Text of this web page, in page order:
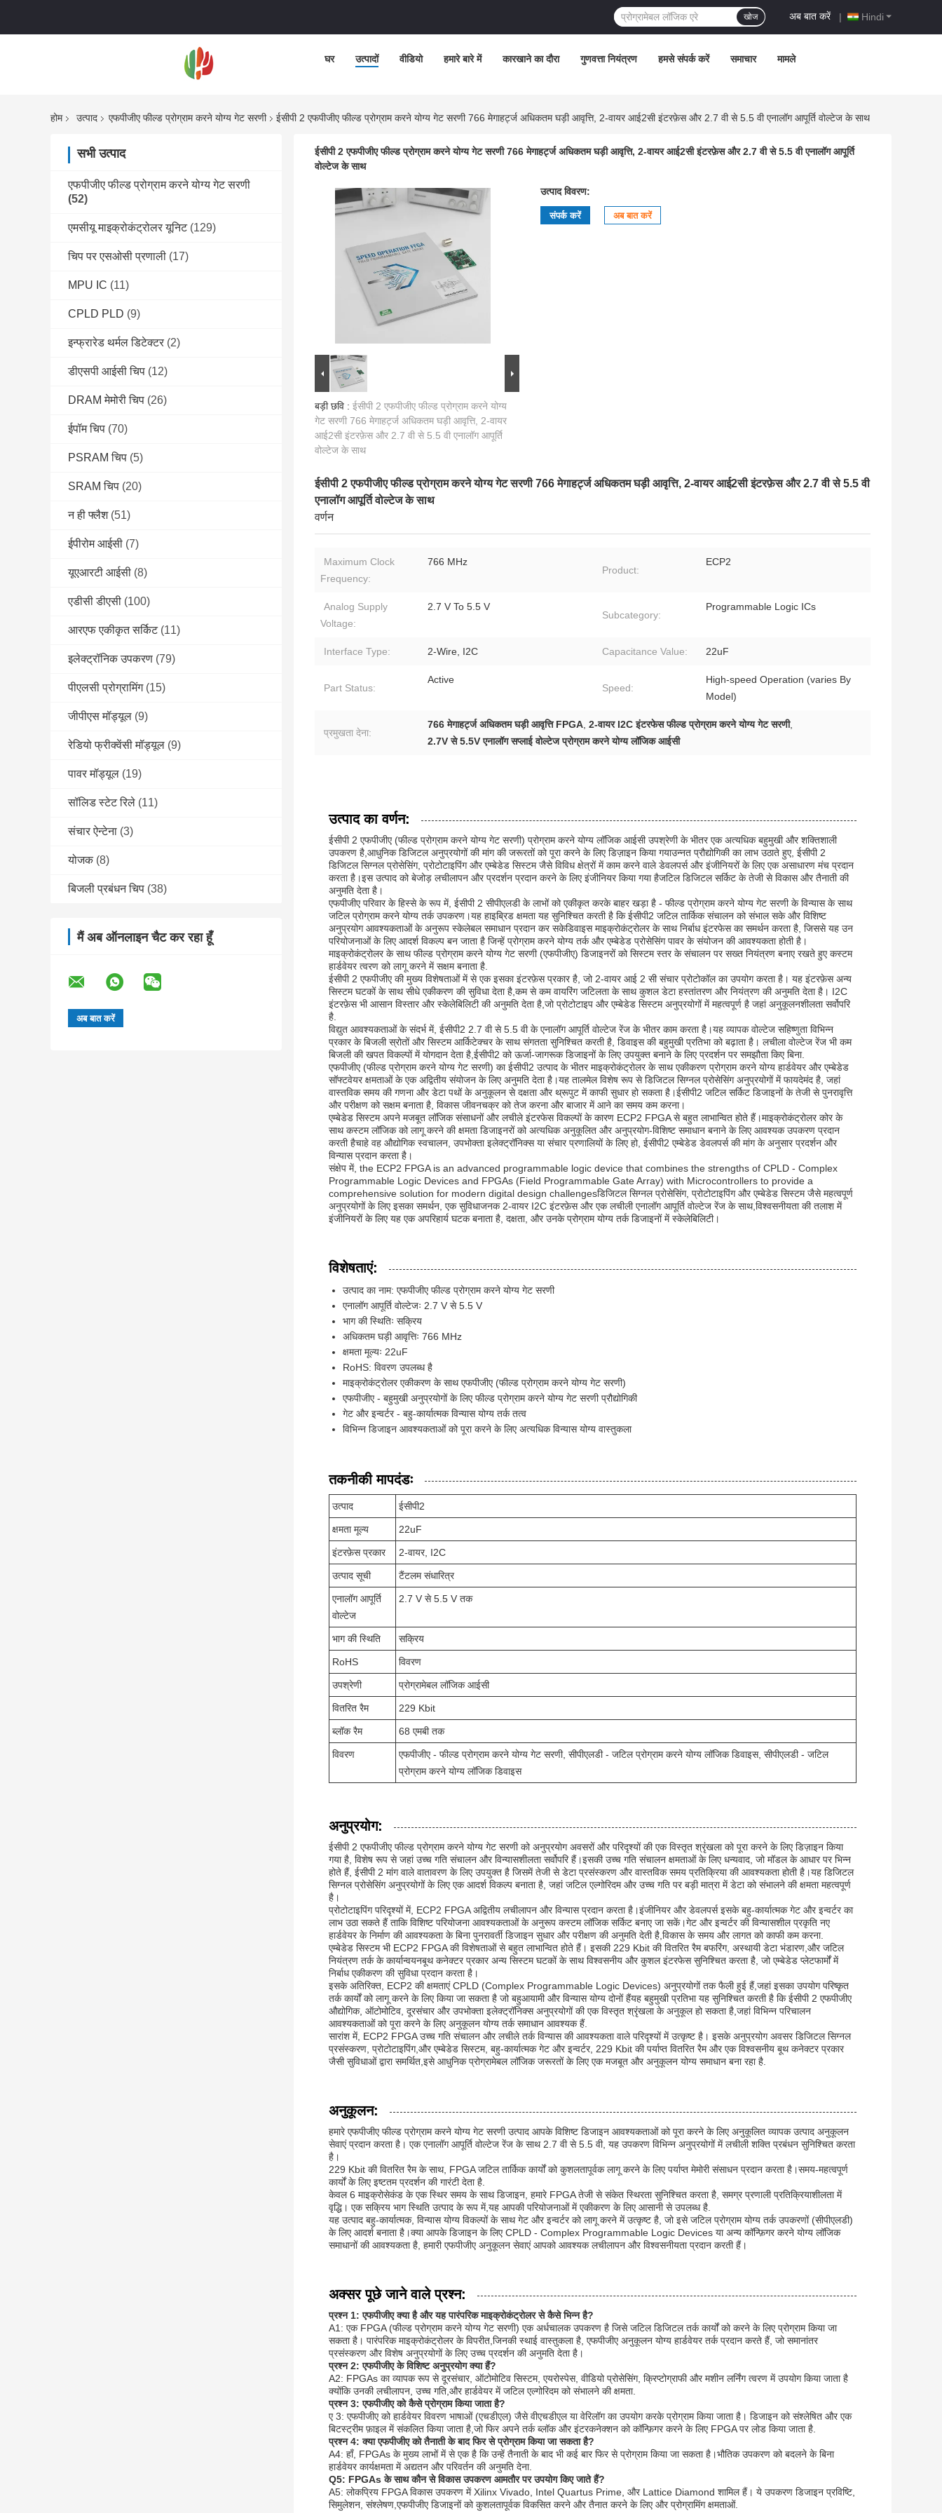
Hindi
अब बात करें |
खोज
घर उत्पादों वीडियो हमारे बारे में कारखाने का दौरा गुणवत्ता नियंत्रण हमसे संपर्क करें समाचार मामले
होम उत्पाद एफपीजीए फील्ड प्रोग्राम करने योग्य गेट सरणी ईसीपी 2 एफपीजीए फील्ड प्रोग्राम करने योग्य गेट सरणी 766 मेगाहर्ट्ज अधिकतम घड़ी आवृत्ति, 2-वायर आई2सी इंटरफ़ेस और 2.7 वी से 5.5 वी एनालॉग आपूर्ति वोल्टेज के साथ
सभी उत्पाद
एफपीजीए फील्ड प्रोग्राम करने योग्य गेट सरणी
(52)
एमसीयू माइक्रोकंट्रोलर यूनिट (129)
चिप पर एसओसी प्रणाली (17)
MPU IC (11)
CPLD PLD (9)
इन्फ्रारेड थर्मल डिटेक्टर (2)
डीएसपी आईसी चिप (12)
DRAM मेमोरी चिप (26)
ईपॉम चिप (70)
PSRAM चिप (5)
SRAM चिप (20)
न ही फ्लैश (51)
ईपीरोम आईसी (7)
यूएआरटी आईसी (8)
एडीसी डीएसी (100)
आरएफ एकीकृत सर्किट (11)
इलेक्ट्रॉनिक उपकरण (79)
पीएलसी प्रोग्रामिंग (15)
जीपीएस मॉड्यूल (9)
रेडियो फ्रीक्वेंसी मॉड्यूल (9)
पावर मॉड्यूल (19)
सॉलिड स्टेट रिले (11)
संचार ऐन्टेना (3)
योजक (8)
बिजली प्रबंधन चिप (38)
मैं अब ऑनलाइन चैट कर रहा हूँ
ईसीपी 2 एफपीजीए फील्ड प्रोग्राम करने योग्य गेट सरणी 766 मेगाहर्ट्ज अधिकतम घड़ी आवृत्ति, 2-वायर आई2सी इंटरफ़ेस और 2.7 वी से 5.5 वी एनालॉग आपूर्ति
वोल्टेज के साथ
बड़ी छवि : ईसीपी 2 एफपीजीए फील्ड प्रोग्राम करने योग्य
गेट सरणी 766 मेगाहर्ट्ज अधिकतम घड़ी आवृत्ति, 2-वायर
आई2सी इंटरफ़ेस और 2.7 वी से 5.5 वी एनालॉग आपूर्ति
वोल्टेज के साथ
उत्पाद विवरण:
संपर्क करें अब बात करें
ईसीपी 2 एफपीजीए फील्ड प्रोग्राम करने योग्य गेट सरणी 766 मेगाहर्ट्ज अधिकतम घड़ी आवृत्ति, 2-वायर आई2सी इंटरफ़ेस और 2.7 वी से 5.5 वी
एनालॉग आपूर्ति वोल्टेज के साथ
वर्णन
Maximum Clock
Frequency:
766 MHz
Product:
ECP2
Analog Supply
Voltage:
2.7 V To 5.5 V
Subcategory:
Programmable Logic ICs
Interface Type: 2-Wire, I2C Capacitance Value: 22uF
Part Status:
Active
Speed:
High-speed Operation (varies By
Model)
प्रमुखता देना:
766 मेगाहर्ट्ज अधिकतम घड़ी आवृत्ति FPGA, 2-वायर I2C इंटरफेस फील्ड प्रोग्राम करने योग्य गेट सरणी,
2.7V से 5.5V एनालॉग सप्लाई वोल्टेज प्रोग्राम करने योग्य लॉजिक आईसी
उत्पाद का वर्णन:
ईसीपी 2 एफपीजीए (फील्ड प्रोग्राम करने योग्य गेट सरणी) प्रोग्राम करने योग्य लॉजिक आईसी उपश्रेणी के भीतर एक अत्यधिक बहुमुखी और शक्तिशाली
उपकरण है,आधुनिक डिजिटल अनुप्रयोगों की मांग की जरूरतों को पूरा करने के लिए डिज़ाइन किया गयाउन्नत प्रौद्योगिकी का लाभ उठाते हुए, ईसीपी 2
डिजिटल सिग्नल प्रोसेसिंग, प्रोटोटाइपिंग और एम्बेडेड सिस्टम जैसे विविध क्षेत्रों में काम करने वाले डेवलपर्स और इंजीनियरों के लिए एक असाधारण मंच प्रदान
करता है।इस उत्पाद को बेजोड़ लचीलापन और प्रदर्शन प्रदान करने के लिए इंजीनियर किया गया हैजटिल डिजिटल सर्किट के तेजी से विकास और तैनाती की
अनुमति देता है।
एफपीजीए परिवार के हिस्से के रूप में, ईसीपी 2 सीपीएलडी के लाभों को एकीकृत करके बाहर खड़ा है - फील्ड प्रोग्राम करने योग्य गेट सरणी के विन्यास के साथ
जटिल प्रोग्राम करने योग्य तर्क उपकरण।यह हाइब्रिड क्षमता यह सुनिश्चित करती है कि ईसीपी2 जटिल तार्किक संचालन को संभाल सके और विशिष्ट
अनुप्रयोग आवश्यकताओं के अनुरूप स्केलेबल समाधान प्रदान कर सकेडिवाइस माइक्रोकंट्रोलर के साथ निर्बाध इंटरफेस का समर्थन करता है, जिससे यह उन
परियोजनाओं के लिए आदर्श विकल्प बन जाता है जिन्हें प्रोग्राम करने योग्य तर्क और एम्बेडेड प्रोसेसिंग पावर के संयोजन की आवश्यकता होती है।
माइक्रोकंट्रोलर के साथ फील्ड प्रोग्राम करने योग्य गेट सरणी (एफपीजीए) डिजाइनरों को सिस्टम स्तर के संचालन पर सख्त नियंत्रण बनाए रखते हुए कस्टम
हार्डवेयर त्वरण को लागू करने में सक्षम बनाता है.
ईसीपी 2 एफपीजीए की मुख्य विशेषताओं में से एक इसका इंटरफ़ेस प्रकार है, जो 2-वायर आई 2 सी संचार प्रोटोकॉल का उपयोग करता है। यह इंटरफ़ेस अन्य
सिस्टम घटकों के साथ सीधे एकीकरण की सुविधा देता है,कम से कम वायरिंग जटिलता के साथ कुशल डेटा हस्तांतरण और नियंत्रण की अनुमति देता है। I2C
इंटरफ़ेस भी आसान विस्तार और स्केलेबिलिटी की अनुमति देता है,जो प्रोटोटाइप और एम्बेडेड सिस्टम अनुप्रयोगों में महत्वपूर्ण है जहां अनुकूलनशीलता सर्वोपरि
है.
विद्युत आवश्यकताओं के संदर्भ में, ईसीपी2 2.7 वी से 5.5 वी के एनालॉग आपूर्ति वोल्टेज रेंज के भीतर काम करता है।यह व्यापक वोल्टेज सहिष्णुता विभिन्न
प्रकार के बिजली स्रोतों और सिस्टम आर्किटेक्चर के साथ संगतता सुनिश्चित करती है, डिवाइस की बहुमुखी प्रतिभा को बढ़ाता है। लचीला वोल्टेज रेंज भी कम
बिजली की खपत विकल्पों में योगदान देता है,ईसीपी2 को ऊर्जा-जागरूक डिजाइनों के लिए उपयुक्त बनाने के लिए प्रदर्शन पर समझौता किए बिना.
एफपीजीए (फील्ड प्रोग्राम करने योग्य गेट सरणी) का ईसीपी2 उत्पाद के भीतर माइक्रोकंट्रोलर के साथ एकीकरण प्रोग्राम करने योग्य हार्डवेयर और एम्बेडेड
सॉफ्टवेयर क्षमताओं के एक अद्वितीय संयोजन के लिए अनुमति देता है।यह तालमेल विशेष रूप से डिजिटल सिग्नल प्रोसेसिंग अनुप्रयोगों में फायदेमंद है, जहां
वास्तविक समय की गणना और डेटा पथों के अनुकूलन से दक्षता और थ्रूपुट में काफी सुधार हो सकता है।ईसीपी2 जटिल सर्किट डिजाइनों के तेजी से पुनरावृत्ति
और परीक्षण को सक्षम बनाता है, विकास जीवनचक्र को तेज करना और बाजार में आने का समय कम करना।
एम्बेडेड सिस्टम अपने मजबूत लॉजिक संसाधनों और लचीले इंटरफेस विकल्पों के कारण ECP2 FPGA से बहुत लाभान्वित होते हैं।माइक्रोकंट्रोलर कोर के
साथ कस्टम लॉजिक को लागू करने की क्षमता डिजाइनरों को अत्यधिक अनुकूलित और अनुप्रयोग-विशिष्ट समाधान बनाने के लिए आवश्यक उपकरण प्रदान
करती हैचाहे वह औद्योगिक स्वचालन, उपभोक्ता इलेक्ट्रॉनिक्स या संचार प्रणालियों के लिए हो, ईसीपी2 एम्बेडेड डेवलपर्स की मांग के अनुसार प्रदर्शन और
विन्यास प्रदान करता है।
संक्षेप में, the ECP2 FPGA is an advanced programmable logic device that combines the strengths of CPLD - Complex
Programmable Logic Devices and FPGAs (Field Programmable Gate Array) with Microcontrollers to provide a
comprehensive solution for modern digital design challengesडिजिटल सिग्नल प्रोसेसिंग, प्रोटोटाइपिंग और एम्बेडेड सिस्टम जैसे महत्वपूर्ण
अनुप्रयोगों के लिए इसका समर्थन, एक सुविधाजनक 2-वायर I2C इंटरफ़ेस और एक लचीली एनालॉग आपूर्ति वोल्टेज रेंज के साथ,विश्वसनीयता की तलाश में
इंजीनियरों के लिए यह एक अपरिहार्य घटक बनाता है, दक्षता, और उनके प्रोग्राम योग्य तर्क डिजाइनों में स्केलेबिलिटी।
विशेषताएं:
उत्पाद का नाम: एफपीजीए फील्ड प्रोग्राम करने योग्य गेट सरणी
एनालॉग आपूर्ति वोल्टेजः 2.7 V से 5.5 V
भाग की स्थितिः सक्रिय
अधिकतम घड़ी आवृत्तिः 766 MHz
क्षमता मूल्यः 22uF
RoHS: विवरण उपलब्ध है
माइक्रोकंट्रोलर एकीकरण के साथ एफपीजीए (फील्ड प्रोग्राम करने योग्य गेट सरणी)
एफपीजीए - बहुमुखी अनुप्रयोगों के लिए फील्ड प्रोग्राम करने योग्य गेट सरणी प्रौद्योगिकी
गेट और इन्वर्टर - बहु-कार्यात्मक विन्यास योग्य तर्क तत्व
विभिन्न डिजाइन आवश्यकताओं को पूरा करने के लिए अत्यधिक विन्यास योग्य वास्तुकला
तकनीकी मापदंडः
उत्पाद ईसीपी2
क्षमता मूल्य 22uF
इंटरफ़ेस प्रकार 2-वायर, I2C
उत्पाद सूची टैंटलम संधारित्र
एनालॉग आपूर्ति
वोल्टेज
2.7 V से 5.5 V तक
भाग की स्थिति सक्रिय
RoHS विवरण
उपश्रेणी प्रोग्रामेबल लॉजिक आईसी
वितरित रैम 229 Kbit
ब्लॉक रैम 68 एमबी तक
विवरण
एफपीजीए - फील्ड प्रोग्राम करने योग्य गेट सरणी, सीपीएलडी - जटिल प्रोग्राम करने योग्य लॉजिक डिवाइस, सीपीएलडी - जटिल
प्रोग्राम करने योग्य लॉजिक डिवाइस
अनुप्रयोग:
ईसीपी 2 एफपीजीए फील्ड प्रोग्राम करने योग्य गेट सरणी को अनुप्रयोग अवसरों और परिदृश्यों की एक विस्तृत श्रृंखला को पूरा करने के लिए डिज़ाइन किया
गया है, विशेष रूप से जहां उच्च गति संचालन और विन्यासशीलता सर्वोपरि हैं।इसकी उच्च गति संचालन क्षमताओं के लिए धन्यवाद, जो मॉडल के आधार पर भिन्न
होते हैं, ईसीपी 2 मांग वाले वातावरण के लिए उपयुक्त है जिसमें तेजी से डेटा प्रसंस्करण और वास्तविक समय प्रतिक्रिया की आवश्यकता होती है।यह डिजिटल
सिग्नल प्रोसेसिंग अनुप्रयोगों के लिए एक आदर्श विकल्प बनाता है, जहां जटिल एल्गोरिदम और उच्च गति पर बड़ी मात्रा में डेटा को संभालने की क्षमता महत्वपूर्ण
है।
प्रोटोटाइपिंग परिदृश्यों में, ECP2 FPGA अद्वितीय लचीलापन और विन्यास प्रदान करता है।इंजीनियर और डेवलपर्स इसके बहु-कार्यात्मक गेट और इन्वर्टर का
लाभ उठा सकते हैं ताकि विशिष्ट परियोजना आवश्यकताओं के अनुरूप कस्टम लॉजिक सर्किट बनाए जा सकें।गेट और इन्वर्टर की विन्यासशील प्रकृति नए
हार्डवेयर के निर्माण की आवश्यकता के बिना पुनरावर्ती डिजाइन सुधार और परीक्षण की अनुमति देती है,विकास के समय और लागत को काफी कम करना.
एम्बेडेड सिस्टम भी ECP2 FPGA की विशेषताओं से बहुत लाभान्वित होते हैं। इसकी 229 Kbit की वितरित रैम बफरिंग, अस्थायी डेटा भंडारण,और जटिल
नियंत्रण तर्क के कार्यान्वयनबूथ कनेक्टर प्रकार अन्य सिस्टम घटकों के साथ विश्वसनीय और कुशल इंटरफेस सुनिश्चित करता है, जो एम्बेडेड प्लेटफार्मों में
निर्बाध एकीकरण की सुविधा प्रदान करता है।
इसके अतिरिक्त, ECP2 की क्षमताएं CPLD (Complex Programmable Logic Devices) अनुप्रयोगों तक फैली हुई हैं,जहां इसका उपयोग परिष्कृत
तर्क कार्यों को लागू करने के लिए किया जा सकता है जो बहुआयामी और विन्यास योग्य दोनों हैंयह बहुमुखी प्रतिभा यह सुनिश्चित करती है कि ईसीपी 2 एफपीजीए
औद्योगिक, ऑटोमोटिव, दूरसंचार और उपभोक्ता इलेक्ट्रॉनिक्स अनुप्रयोगों की एक विस्तृत श्रृंखला के अनुकूल हो सकता है,जहां विभिन्न परिचालन
आवश्यकताओं को पूरा करने के लिए अनुकूलन योग्य तर्क समाधान आवश्यक हैं.
सारांश में, ECP2 FPGA उच्च गति संचालन और लचीले तर्क विन्यास की आवश्यकता वाले परिदृश्यों में उत्कृष्ट है। इसके अनुप्रयोग अवसर डिजिटल सिग्नल
प्रसंस्करण, प्रोटोटाइपिंग,और एम्बेडेड सिस्टम, बहु-कार्यात्मक गेट और इन्वर्टर, 229 Kbit की पर्याप्त वितरित रैम और एक विश्वसनीय बूथ कनेक्टर प्रकार
जैसी सुविधाओं द्वारा समर्थित,इसे आधुनिक प्रोग्रामेबल लॉजिक जरूरतों के लिए एक मजबूत और अनुकूलन योग्य समाधान बना रहा है.
अनुकूलन:
हमारे एफपीजीए फील्ड प्रोग्राम करने योग्य गेट सरणी उत्पाद आपके विशिष्ट डिजाइन आवश्यकताओं को पूरा करने के लिए अनुकूलित व्यापक उत्पाद अनुकूलन
सेवाएं प्रदान करता है। एक एनालॉग आपूर्ति वोल्टेज रेंज के साथ 2.7 वी से 5.5 वी, यह उपकरण विभिन्न अनुप्रयोगों में लचीली शक्ति प्रबंधन सुनिश्चित करता
है।
229 Kbit की वितरित रैम के साथ, FPGA जटिल तार्किक कार्यों को कुशलतापूर्वक लागू करने के लिए पर्याप्त मेमोरी संसाधन प्रदान करता है।समय-महत्वपूर्ण
कार्यों के लिए इष्टतम प्रदर्शन की गारंटी देता है.
केवल 6 माइक्रोसेकंड के एक स्थिर समय के साथ डिजाइन, हमारे FPGA तेजी से संकेत स्थिरता सुनिश्चित करता है, समग्र प्रणाली प्रतिक्रियाशीलता में
वृद्धि। एक सक्रिय भाग स्थिति उत्पाद के रूप में,यह आपकी परियोजनाओं में एकीकरण के लिए आसानी से उपलब्ध है.
यह उत्पाद बहु-कार्यात्मक, विन्यास योग्य विकल्पों के साथ गेट और इन्वर्टर को लागू करने में उत्कृष्ट है, जो इसे जटिल प्रोग्राम योग्य तर्क उपकरणों (सीपीएलडी)
के लिए आदर्श बनाता है।क्या आपके डिजाइन के लिए CPLD - Complex Programmable Logic Devices या अन्य कॉन्फ़िगर करने योग्य लॉजिक
समाधानों की आवश्यकता है, हमारी एफपीजीए अनुकूलन सेवाएं आपको आवश्यक लचीलापन और विश्वसनीयता प्रदान करती हैं।
अक्सर पूछे जाने वाले प्रश्न:
प्रश्न 1: एफपीजीए क्या है और यह पारंपरिक माइक्रोकंट्रोलर से कैसे भिन्न है?
A1: एक FPGA (फील्ड प्रोग्राम करने योग्य गेट सरणी) एक अर्धचालक उपकरण है जिसे जटिल डिजिटल तर्क कार्यों को करने के लिए प्रोग्राम किया जा
सकता है। पारंपरिक माइक्रोकंट्रोलर के विपरीत,जिनकी स्थाई वास्तुकला है, एफपीजीए अनुकूलन योग्य हार्डवेयर तर्क प्रदान करते हैं, जो समानांतर
प्रसंस्करण और विशेष अनुप्रयोगों के लिए उच्च प्रदर्शन की अनुमति देता है।
प्रश्न 2: एफपीजीए के विशिष्ट अनुप्रयोग क्या हैं?
A2: FPGAs का व्यापक रूप से दूरसंचार, ऑटोमोटिव सिस्टम, एयरोस्पेस, वीडियो प्रोसेसिंग, क्रिप्टोग्राफी और मशीन लर्निंग त्वरण में उपयोग किया जाता है
क्योंकि उनकी लचीलापन, उच्च गति,और हार्डवेयर में जटिल एल्गोरिदम को संभालने की क्षमता.
प्रश्न 3: एफपीजीए को कैसे प्रोग्राम किया जाता है?
ए 3: एफपीजीए को हार्डवेयर विवरण भाषाओं (एचडीएल) जैसे वीएचडीएल या वेरिलॉग का उपयोग करके प्रोग्राम किया जाता है। डिजाइन को संश्लेषित और एक
बिटस्ट्रीम फ़ाइल में संकलित किया जाता है,जो फिर अपने तर्क ब्लॉक और इंटरकनेक्शन को कॉन्फ़िगर करने के लिए FPGA पर लोड किया जाता है.
प्रश्न 4: क्या एफपीजीए को तैनाती के बाद फिर से प्रोग्राम किया जा सकता है?
A4: हाँ, FPGAs के मुख्य लाभों में से एक है कि उन्हें तैनाती के बाद भी कई बार फिर से प्रोग्राम किया जा सकता है।भौतिक उपकरण को बदलने के बिना
हार्डवेयर कार्यक्षमता में अद्यतन और परिवर्तन की अनुमति देना.
Q5: FPGAs के साथ कौन से विकास उपकरण आमतौर पर उपयोग किए जाते हैं?
A5: लोकप्रिय FPGA विकास उपकरण में Xilinx Vivado, Intel Quartus Prime, और Lattice Diamond शामिल हैं। ये उपकरण डिजाइन प्रविष्टि,
सिमुलेशन, संश्लेषण,एफपीजीए डिजाइनों को कुशलतापूर्वक विकसित करने और तैनात करने के लिए और प्रोग्रामिंग क्षमताओं.